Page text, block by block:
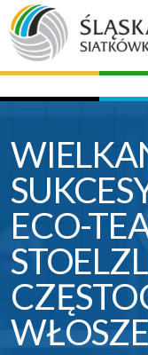
ECO-